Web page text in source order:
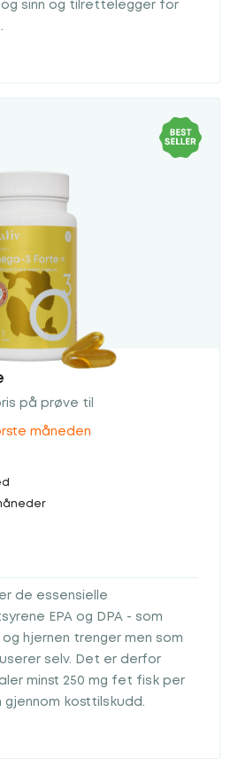
sinn og tilrettelegger for
på prøve til
måneden
de essensielle
EPA og DPA - som
hjernen trenger men som
selv. Det er derfor
minst 250 mg fet fisk per
kosttilskudd.